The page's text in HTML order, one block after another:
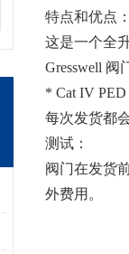
特点和优点
这是一个全
Gresswell 阀
* Cat IV
每次发货都
测试：
阀门在发货
外费用。